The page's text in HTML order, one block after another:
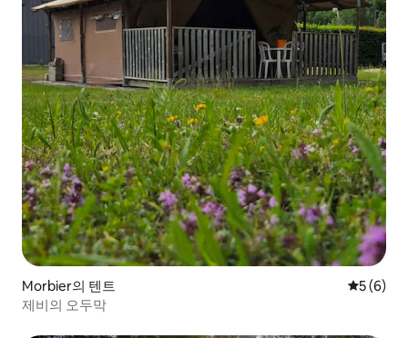
Morbier의 텐트 평점 5점
5 (6)
제비의 오두막